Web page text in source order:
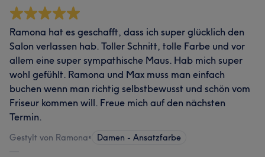
Ramona hat es geschafft, dass ich super glücklich den
Salon verlassen hab. Toller Schnitt, tolle Farbe und vor
allem eine super sympathische Maus. Hab mich super
wohl gefühlt. Ramona und Max muss man einfach
buchen wenn man richtig selbstbewusst und schön vom
Friseur kommen will. Freue mich auf den nächsten
Termin.
Gestylt von Ramona• Damen - Ansatzfarbe